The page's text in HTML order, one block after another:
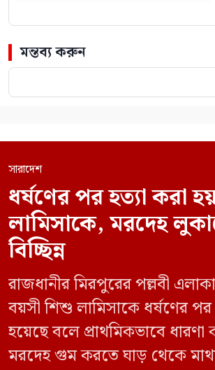
মন্তব্য করুন
সারাদেশ
ধর্ষণের পর হত্যা করা
লামিসাকে, মরদেহ
বিচ্ছিন্ন
রাজধানীর মিরপুরের পল্লবী
বয়সী শিশু লামিসাকে ধর্ষণের পর
হয়েছে বলে প্রাথমিকভাবে
মরদেহ গুম করতে ঘাড় থেকে মাথা